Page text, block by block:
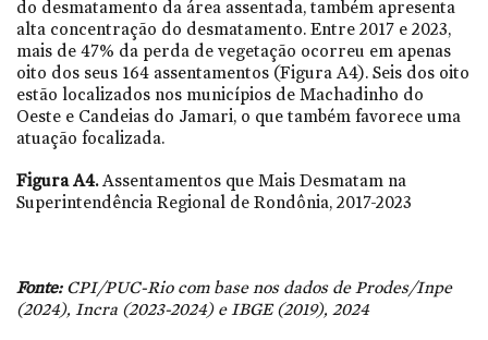
do desmatamento da área assentada, também apresenta
alta concentração do desmatamento. Entre 2017 e 2023,
mais de 47% da perda de vegetação ocorreu em apenas
oito dos seus 164 assentamentos (Figura A4). Seis dos oito
estão localizados nos municípios de Machadinho do
Oeste e Candeias do Jamari, o que também favorece uma
atuação focalizada.
Figura A4.Assentamentos que Mais Desmatam na
Superintendência Regional de Rondônia, 2017-2023
Fonte: CPI/PUC-Rio com base nos dados de Prodes/Inpe
(2024), Incra (2023-2024) e IBGE (2019), 2024